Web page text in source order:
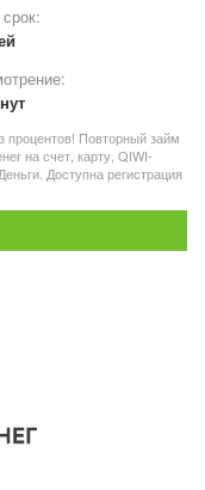
процентов! Повторный займ
на счет, карту, QIWI-
Доступна регистрация